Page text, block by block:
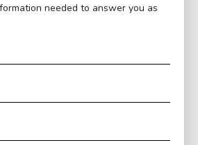
needed to answer you as